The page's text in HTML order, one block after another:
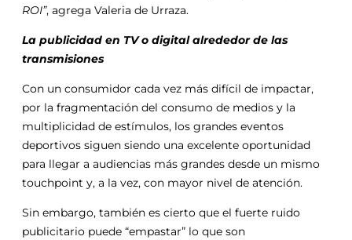
ROI”, agrega Valeria de Urraza.
La publicidad en TV o digital alrededor de las
transmisiones
Con un consumidor cada vez más difícil de impactar,
por la fragmentación del consumo de medios y la
multiplicidad de estímulos, los grandes eventos
deportivos siguen siendo una excelente oportunidad
para llegar a audiencias más grandes desde un mismo
touchpoint y, a la vez, con mayor nivel de atención.
Sin embargo, también es cierto que el fuerte ruido
publicitario puede “empastar” lo que son